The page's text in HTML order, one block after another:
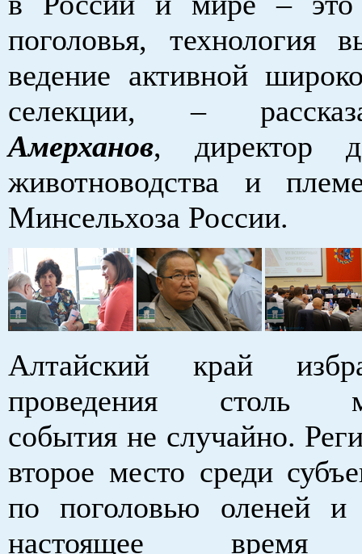
поголовья, технология
ведение активной
селекции, –
Амерханов, директор
животноводства и
Минсельхоза России.
Алтайский край
проведения столь
события не случайно.
второе место среди
по поголовью оленей
настоящее время